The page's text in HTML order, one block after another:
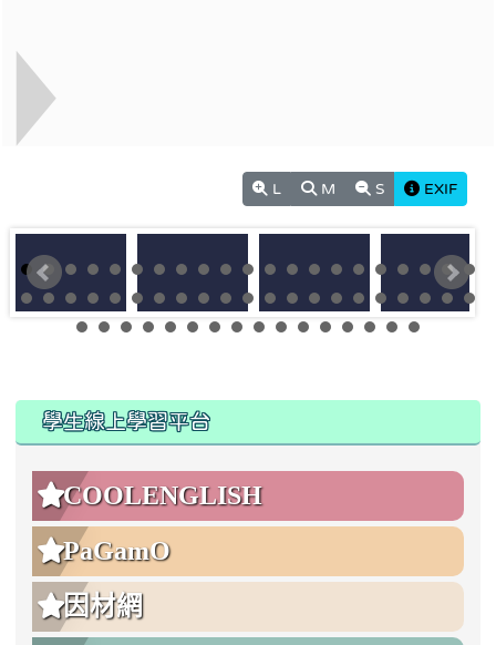
L M S EXIF
學生線上學習平台
COOLENGLISH
PaGamO
因材網